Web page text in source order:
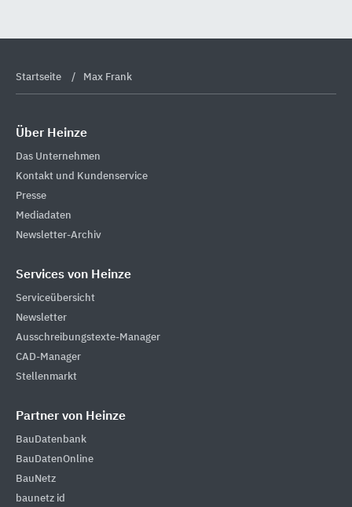
Startseite Max Frank
Über Heinze
Das Unternehmen
Kontakt und Kundenservice
Presse
Mediadaten
Newsletter-Archiv
Services von Heinze
Serviceübersicht
Newsletter
Ausschreibungstexte-Manager
CAD-Manager
Stellenmarkt
Partner von Heinze
BauDatenbank
BauDatenOnline
BauNetz
baunetz id